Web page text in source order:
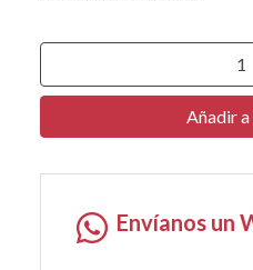
Añadir
Envíanos un